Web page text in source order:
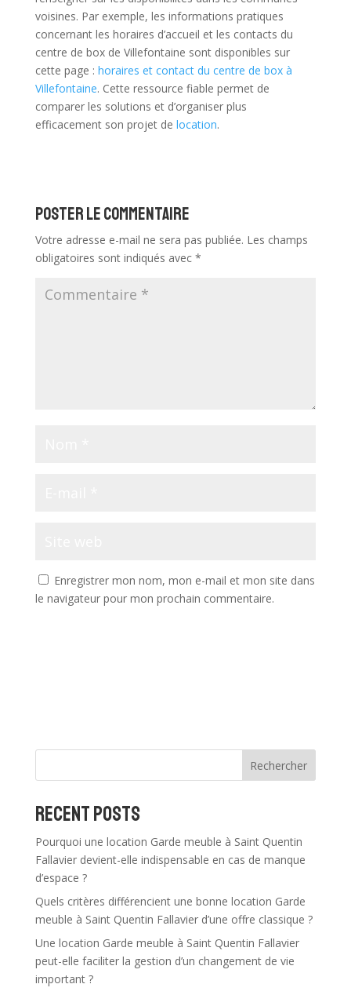
voisines. Par exemple, les informations pratiques
concernant les horaires d’accueil et les contacts du
centre de box de Villefontaine sont disponibles sur
cette page : horaires et contact du centre de box à
Villefontaine. Cette ressource fiable permet de
comparer les solutions et d’organiser plus
efficacement son projet de location.
Poster le commentaire
Votre adresse e-mail ne sera pas publiée. Les champs
obligatoires sont indiqués avec *
Enregistrer mon nom, mon e-mail et mon site dans
le navigateur pour mon prochain commentaire.
i
e
:
Rechercher
Recent Posts
Pourquoi une location Garde meuble à Saint Quentin
Fallavier devient-elle indispensable en cas de manque
d’espace ?
Quels critères différencient une bonne location Garde
meuble à Saint Quentin Fallavier d’une offre classique ?
Une location Garde meuble à Saint Quentin Fallavier
peut-elle faciliter la gestion d’un changement de vie
important ?